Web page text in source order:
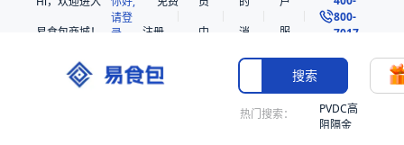
易食包商城！
请登
录
注册
中
消
息
服
务
800-
7017
搜索
热门搜索：
PVDC高
阻隔金